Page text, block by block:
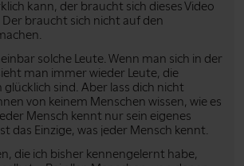
kann, der braucht sich dieses Video
braucht sich nicht auf den
solche Leute. Wenn man sich in der
man immer wieder Leute, die
glücklich sind. Aber lass dich nicht
von keinem Menschen wissen, wie es
Mensch kennt nur sein eigenes
das Einzige, was jeder Mensch kennt.
die ich bisher kennengelernt habe,